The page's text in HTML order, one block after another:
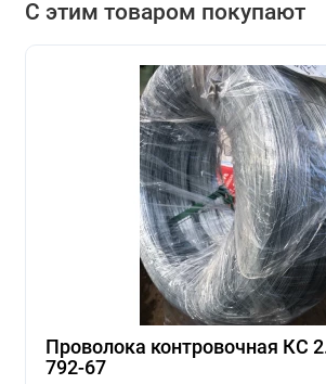
С этим товаром покупают
Проволока контровочная КС
792-67